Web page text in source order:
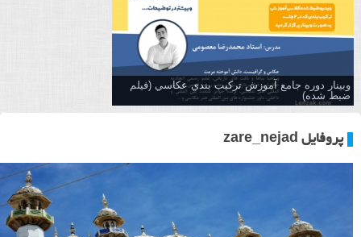
وبینار دوره جامع آموزش تركيب بندي عكاسي (فیلم
ضبط شده)
پروفایل zare_nejad